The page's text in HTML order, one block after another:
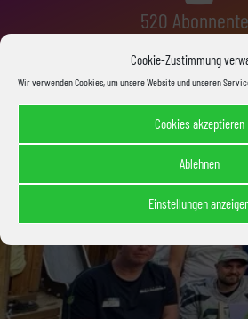
Cookie-Zustimmung
Wir verwenden Cookies, um unsere Website und unseren
Cookies akzeptieren
Ablehnen
Einstellungen
520